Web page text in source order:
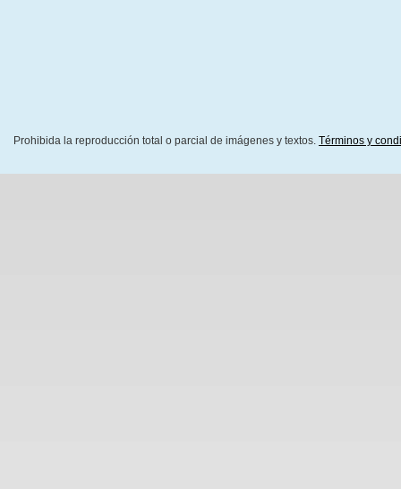
Prohibida la reproducción total o parcial de imágenes y textos. Términos y